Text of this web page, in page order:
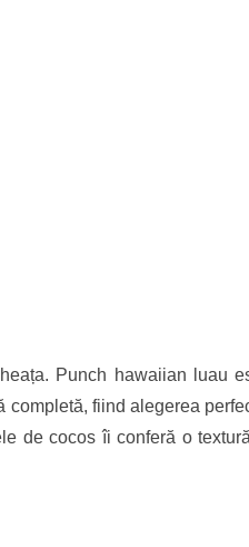
Punch hawaiian luau
fiind alegerea
de cocos îi conferă o